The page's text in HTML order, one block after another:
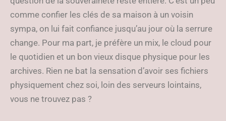
comme confier les clés de sa maison à un voisin
sympa, on lui fait confiance jusqu’au jour où la serrure
change. Pour ma part, je préfère un mix, le cloud pour
le quotidien et un bon vieux disque physique pour les
archives. Rien ne bat la sensation d’avoir ses fichiers
physiquement chez soi, loin des serveurs lointains,
vous ne trouvez pas ?